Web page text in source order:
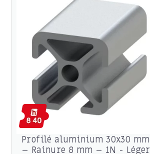
Profilé aluminium 30x30 mm
– Rainure 8 mm – 1N - Léger